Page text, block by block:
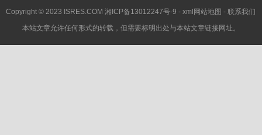
Copyright © 2023 ISRES.COM湘ICP备13012247号-9 -xml网站地图 -联系我们
本站文章允许任何形式的转载，但需要标明出处与本站文章链接网址。